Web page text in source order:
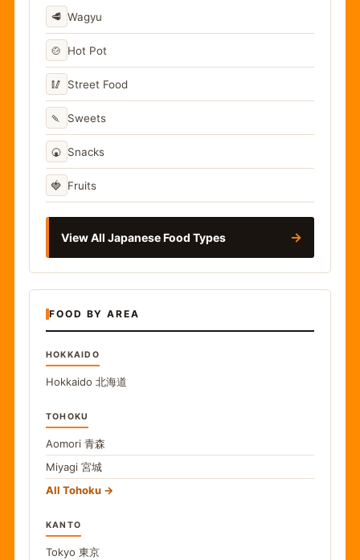
🥩 Wagyu
🍲 Hot Pot
🥢 Street Food
🍡 Sweets
🍘 Snacks
🍓 Fruits
View All Japanese Food Types →
FOOD BY AREA
HOKKAIDO
Hokkaido 北海道
TOHOKU
Aomori 青森
Miyagi 宮城
All Tohoku
KANTO
Tokyo 東京